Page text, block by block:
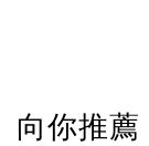
向你推薦